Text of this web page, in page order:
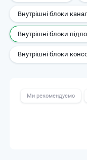
Внутрішні блоки
Внутрішні блоки
Внутрішні блоки
Ми рекомендуємо